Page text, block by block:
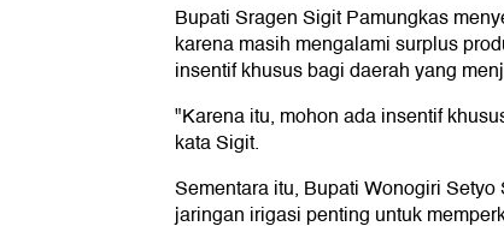
Bupati Sragen Sigit Pamungkas
karena masih mengalami surplus
insentif khusus bagi daerah yang
"Karena itu, mohon ada insentif
kata Sigit.
Sementara itu, Bupati Wonogiri
jaringan irigasi penting untuk